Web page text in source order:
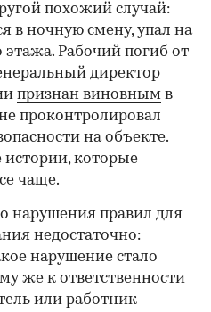
похожий случай:
в ночную смену, упал на
Рабочий погиб от
директор
признан виновным в
проконтролировал
на объекте.
которые
чаще.
нарушения правил для
недостаточно:
нарушение стало
же к ответственности
или работник